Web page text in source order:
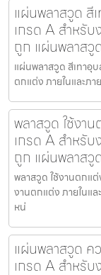
แผ่นพลาสวูด สี
เกรด A สำหรั
ถูก แผ่นพลาสวู
แผ่นพลาสวูด สีเทาอุ
ตกแต่ง ภายในและภ
พลาสวูด ใช้งา
เกรด A สำหรั
ถูก แผ่นพลาสวู
พลาสวูด ใช้งานตกแ
งานตกแต่ง ภายในแ
หน่
แผ่นพลาสวูด ค
เกรด A สำหรั